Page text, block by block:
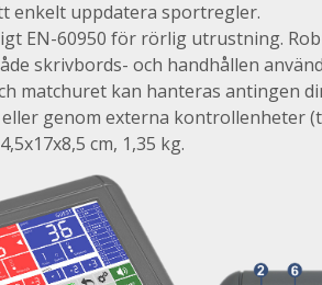
enkelt uppdatera sportregler.
EN-60950 för rörlig utrustning.
skrivbords- och handhållen
matchuret kan hanteras antingen
genom externa kontrollenheter
cm, 1,35 kg.